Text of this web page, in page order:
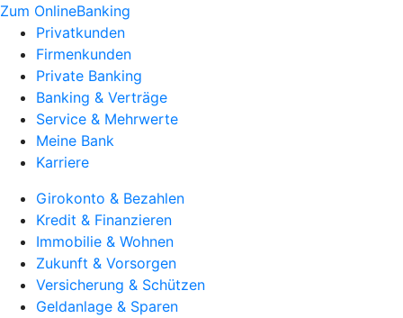
Zum OnlineBanking
Privatkunden
Firmenkunden
Private Banking
Banking & Verträge
Service & Mehrwerte
Meine Bank
Karriere
Girokonto & Bezahlen
Kredit & Finanzieren
Immobilie & Wohnen
Zukunft & Vorsorgen
Versicherung & Schützen
Geldanlage & Sparen